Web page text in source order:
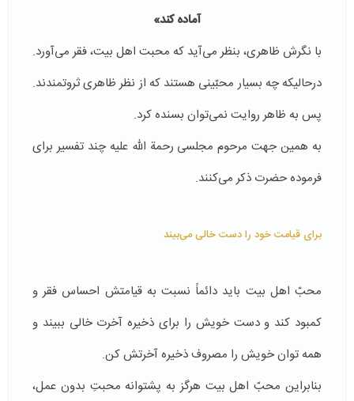
آماده کند»
با نگرش ظاهری، بنظر می‌آید که محبت اهل بیت، فقر می‌آورد.
درحالیکه چه بسیار محبّینی هستند که از نظر ظاهری ثروتمندند.
پس به ظاهر روایت نمی‌توان بسنده کرد.
به همین جهت مرحوم مجلسی رحمة الله علیه چند تفسیر برای
فرموده حضرت ذکر می‌کنند.
برای قیامت خود را دست خالی می‌بیند
محبّ اهل بیت باید دائماً نسبت به قیامتش احساس فقر و
کمبود کند و دست خویش را برای ذخیره آخرت خالی ببیند و
همه توان خویش را مصروف ذخیره آخرتش کن.
بنابراین محبّ اهل بیت هرگز به پشتوانه محبتِ بدون عمل،